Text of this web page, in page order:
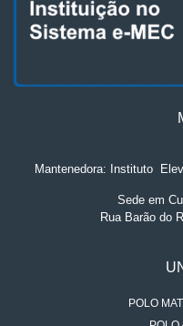
Mantenedora: Instituto.
Sede em
Rua Barão do
POLO